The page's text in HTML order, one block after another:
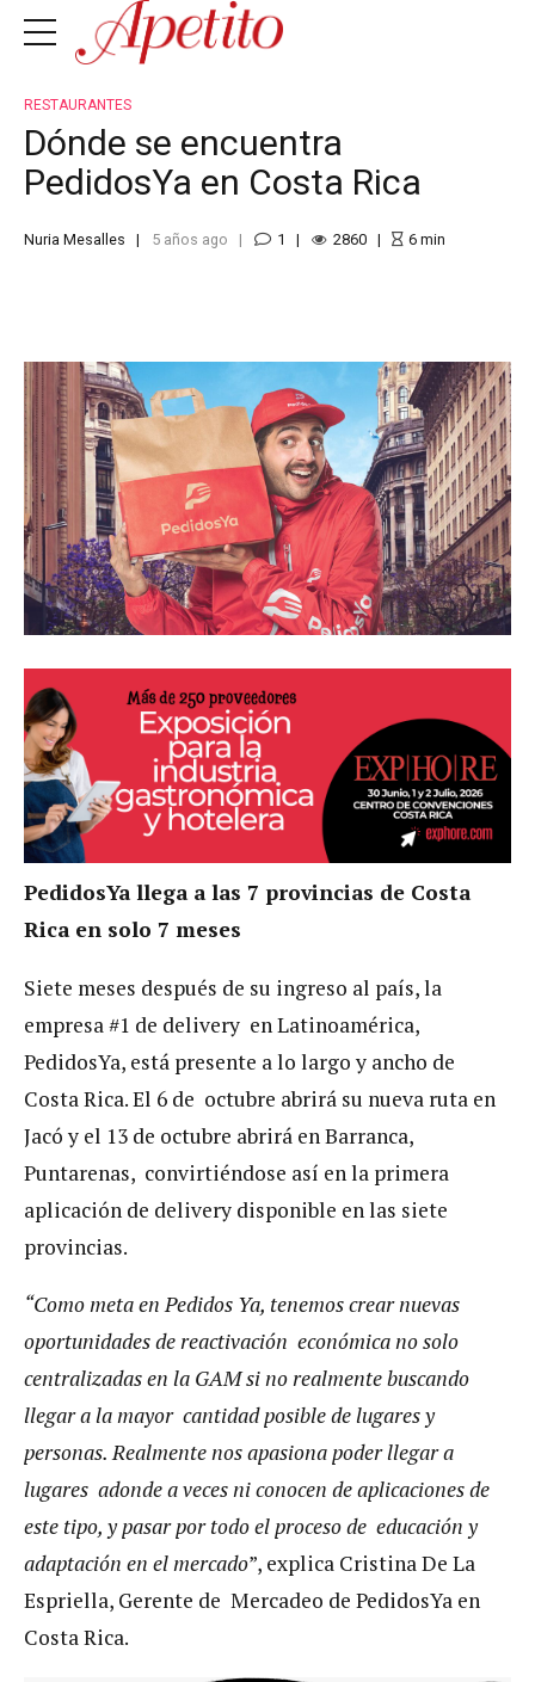
RESTAURANTES
Dónde se encuentra
PedidosYa en Costa Rica
Nuria Mesalles 5 años ago 1 2860 6 min
PedidosYa llega a las 7 provincias de Costa
Rica en solo 7 meses
Siete meses después de su ingreso al país, la
empresa #1 de delivery en Latinoamérica,
PedidosYa, está presente a lo largo y ancho de
Costa Rica. El 6 de octubre abrirá su nueva ruta en
Jacó y el 13 de octubre abrirá en Barranca,
Puntarenas, convirtiéndose así en la primera
aplicación de delivery disponible en las siete
provincias.
“Como meta en Pedidos Ya, tenemos crear nuevas
oportunidades de reactivación económica no solo
centralizadas en la GAM si no realmente buscando
llegar a la mayor cantidad posible de lugares y
personas. Realmente nos apasiona poder llegar a
lugares adonde a veces ni conocen de aplicaciones de
este tipo, y pasar por todo el proceso de educación y
adaptación en el mercado”, explica Cristina De La
Espriella, Gerente de Mercadeo de PedidosYa en
Costa Rica.